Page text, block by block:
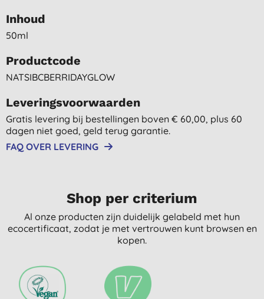
Inhoud
50ml
Productcode
NATSIBCBERRIDAYGLOW
Leveringsvoorwaarden
Gratis levering bij bestellingen boven € 60,00, plus 60
dagen niet goed, geld terug garantie.
FAQ OVER LEVERING
Shop per criterium
Al onze producten zijn duidelijk gelabeld met hun
ecocertificaat, zodat je met vertrouwen kunt browsen en
kopen.